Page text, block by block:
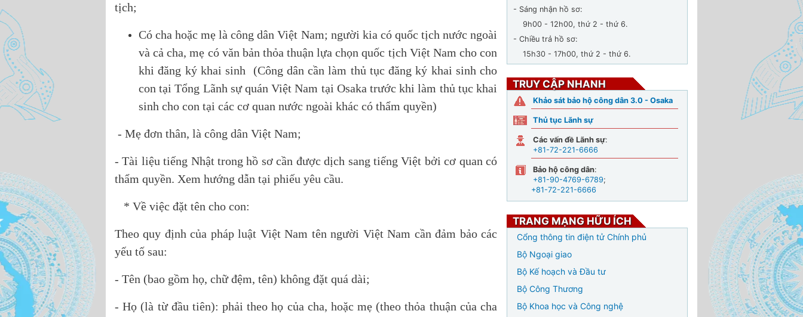
tịch;
Có cha hoặc mẹ là công dân Việt Nam; người kia có quốc tịch nước ngoài
và cả cha, mẹ có văn bản thỏa thuận lựa chọn quốc tịch Việt Nam cho con
khi đăng ký khai sinh (Công dân cần làm thủ tục đăng ký khai sinh cho
con tại Tổng Lãnh sự quán Việt Nam tại Osaka trước khi làm thủ tục khai
sinh cho con tại các cơ quan nước ngoài khác có thẩm quyền)
- Mẹ đơn thân, là công dân Việt Nam;
- Tài liệu tiếng Nhật trong hồ sơ cần được dịch sang tiếng Việt bởi cơ quan có
thẩm quyền. Xem hướng dẫn tại phiếu yêu cầu.
* Về việc đặt tên cho con:
Theo quy định của pháp luật Việt Nam tên người Việt Nam cần đảm bảo các
yếu tố sau:
- Tên (bao gồm họ, chữ đệm, tên) không đặt quá dài;
- Họ (là từ đầu tiên): phải theo họ của cha, hoặc mẹ (theo thỏa thuận của cha
- Sáng nhận hồ sơ:
9h00 - 12h00, thứ 2 - thứ 6.
- Chiều trả hồ sơ:
15h30 - 17h00, thứ 2 - thứ 6.
TRUY CẬP NHANH
Khảo sát bảo hộ công dân 3.0 - Osaka
Thủ tục Lãnh sự
Các vấn đề Lãnh sự:
+81-72-221-6666
Bảo hộ công dân:
+81-90-4769-6789;
+81-72-221-6666
TRANG MẠNG HỮU ÍCH
Cổng thông tin điện tử Chính phủ
Bộ Ngoại giao
Bộ Kế hoạch và Đầu tư
Bộ Công Thương
Bộ Khoa học và Công nghệ